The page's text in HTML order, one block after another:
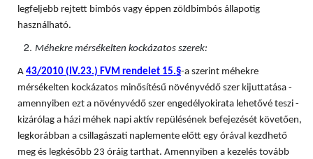
legfeljebb rejtett bimbós vagy éppen zöldbimbós állapotig
használható.
Méhekre mérsékelten kockázatos szerek:
A 43/2010 (IV.23.) FVM rendelet 15.§-a szerint méhekre
mérsékelten kockázatos minősítésű növényvédő szer kijuttatása -
amennyiben ezt a növényvédő szer engedélyokirata lehetővé teszi -
kizárólag a házi méhek napi aktív repülésének befejezését követően,
legkorábban a csillagászati naplemente előtt egy órával kezdhető
meg és legkésőbb 23 óráig tarthat. Amennyiben a kezelés tovább